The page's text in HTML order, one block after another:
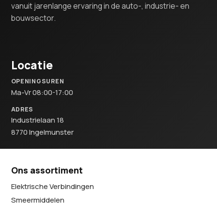
vanuit jarenlange ervaring in de auto-, industrie- en
bouwsector.
Locatie
OPENINGSUREN
Ma-Vr 08:00-17:00
ADRES
Industrielaan 18
8770 Ingelmunster
Ons assortiment
Elektrische Verbindingen
Smeermiddelen